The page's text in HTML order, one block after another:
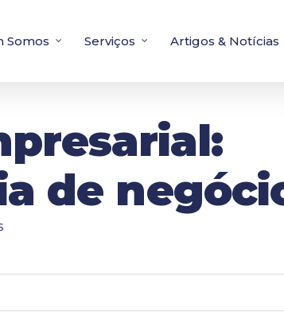
Somos Serviços Artigos & Notícias
de